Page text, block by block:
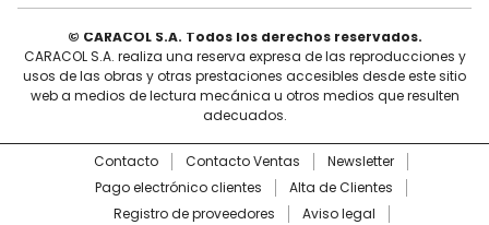
© CARACOL S.A. Todos los derechos reservados.
CARACOL S.A. realiza una reserva expresa de las reproducciones y
usos de las obras y otras prestaciones accesibles desde este sitio
web a medios de lectura mecánica u otros medios que resulten
adecuados.
Contacto Contacto Ventas
Newsletter
Pago electrónico clientes
Alta de Clientes
Registro de proveedores
Aviso legal